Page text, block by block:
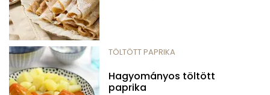
TÖLTÖTT PAPRIKA
Hagyományos töltött
paprika